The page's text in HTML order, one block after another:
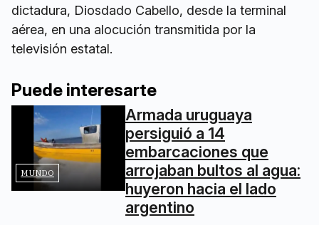
dictadura, Diosdado Cabello, desde la terminal
aérea, en una alocución transmitida por la
televisión estatal.
Puede interesarte
MUNDO
Armada uruguaya
persiguió a 14
embarcaciones que
arrojaban bultos al agua:
huyeron hacia el lado
argentino